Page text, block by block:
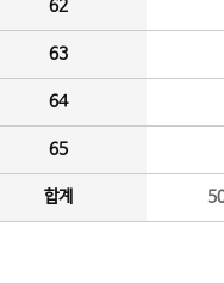
62
63
64
65
합계